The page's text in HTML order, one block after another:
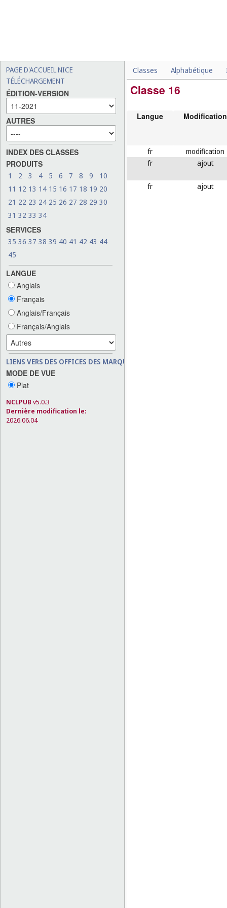
PAGE D'ACCUEIL NICE
TÉLÉCHARGEMENT
ÉDITION-VERSION
AUTRES
INDEX DES CLASSES
PRODUITS
1 2 3 4 5 6 7 8 9
10
11 12 13 14 15 16 17 18 19 20
21 22 23 24 25 26 27 28 29 30
31 32 33 34
SERVICES
35 36 37 38 39 40 41 42 43 44
45
LANGUE
Anglais
Français
Anglais/Français
Français/Anglais
LIENS VERS DES OFFICES DES MARQUES
MODE DE VUE
Plat
NCLPUB v5.0.3
Dernière modification le:
2026.06.04
Classes Alphabétique
Classe 16
Langue Modification
fr
modification
fr
ajout
fr ajout